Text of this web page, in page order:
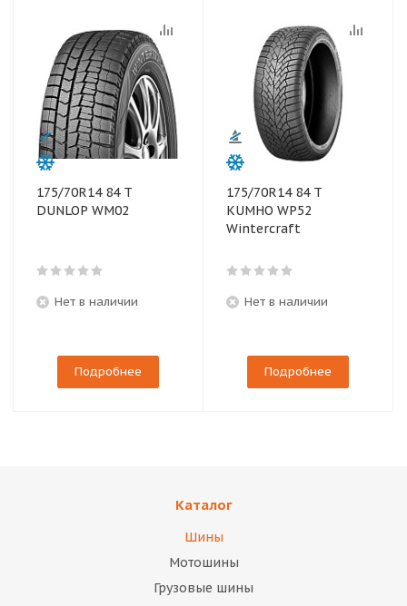
175/70R14 84 T
DUNLOP WM02
Нет в наличии
Подробнее
175/70R14 84 T
KUMHO WP52
Wintercraft
Нет в наличии
Подробнее
Каталог
Шины
Мотошины
Грузовые шины